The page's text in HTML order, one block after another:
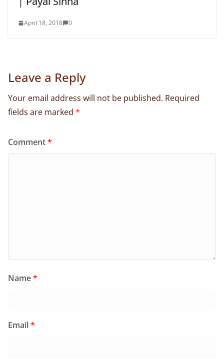
April 18, 2018 0
Leave a Reply
Your email address will not be published. Required
fields are marked *
Comment*
Name*
Email*